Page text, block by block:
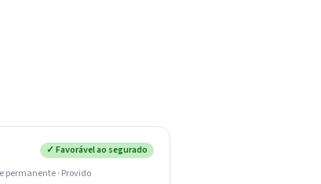
✓ Favorável ao segurado
· Provido